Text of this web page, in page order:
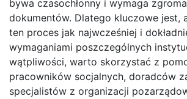
bywa czasochłonny i wymaga
dokumentów. Dlatego kluczowe jest,
ten proces jak najwcześniej i
wymaganiami poszczególnych
wątpliwości, warto skorzystać z
pracowników socjalnych, doradców
specjalistów z organizacji